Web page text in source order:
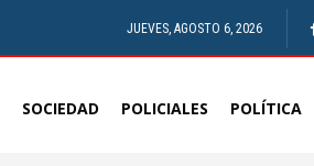
JUEVES, AGOSTO 6, 2026
SOCIEDAD POLICIALES POLÍTICA